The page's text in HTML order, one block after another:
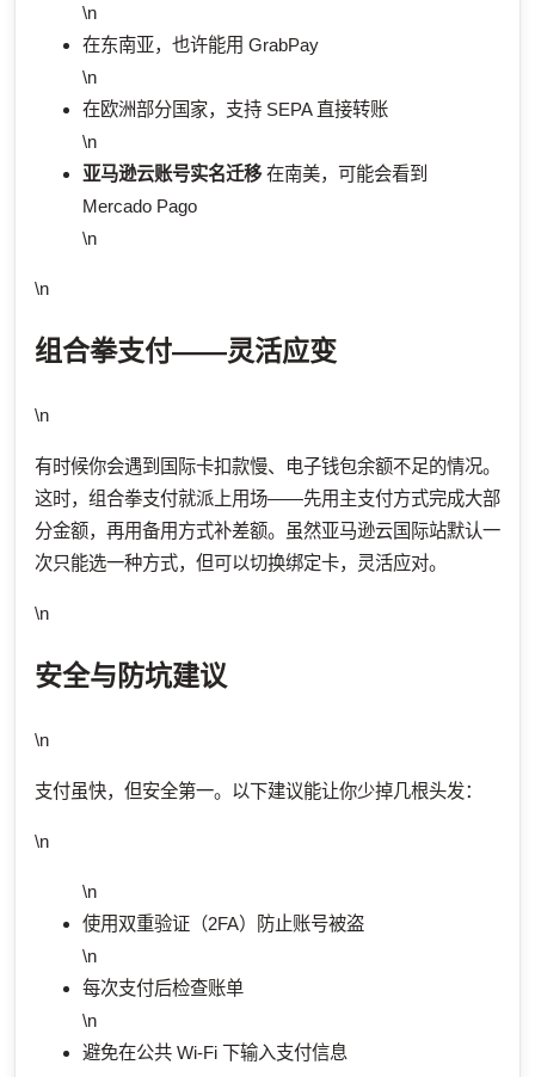
\n
在东南亚，也许能用 GrabPay
\n
在欧洲部分国家，支持 SEPA 直接转账
\n
亚马逊云账号实名迁移在南美，可能会看到
Mercado Pago
\n
\n
组合拳支付——灵活应变
\n
有时候你会遇到国际卡扣款慢、电子钱包余额不足的情况。
这时，组合拳支付就派上用场——先用主支付方式完成大部
分金额，再用备用方式补差额。虽然亚马逊云国际站默认一
次只能选一种方式，但可以切换绑定卡，灵活应对。
\n
安全与防坑建议
\n
支付虽快，但安全第一。以下建议能让你少掉几根头发：
\n
\n
使用双重验证（2FA）防止账号被盗
\n
每次支付后检查账单
\n
避免在公共 Wi-Fi 下输入支付信息